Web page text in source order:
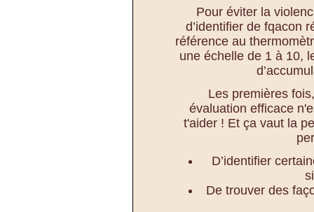
Pour éviter la
d’identifier de fqacon
référence au
une échelle de 1 à 10,
Les premières
évaluation efficace
t'aider ! Et ça vaut la
D’identifier
De trouver des